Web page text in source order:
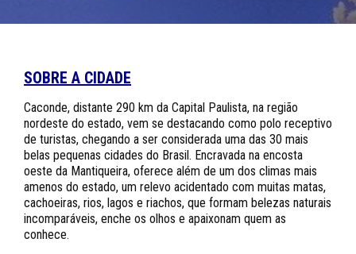
SOBRE A CIDADE
Caconde, distante 290 km da Capital Paulista, na região
nordeste do estado, vem se destacando como polo receptivo
de turistas, chegando a ser considerada uma das 30 mais
belas pequenas cidades do Brasil. Encravada na encosta
oeste da Mantiqueira, oferece além de um dos climas mais
amenos do estado, um relevo acidentado com muitas matas,
cachoeiras, rios, lagos e riachos, que formam belezas naturais
incomparáveis, enche os olhos e apaixonam quem as
conhece.